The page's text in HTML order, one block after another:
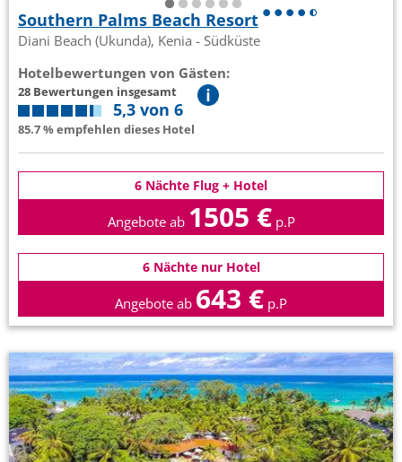
Southern Palms Beach Resort
Diani Beach (Ukunda), Kenia - Südküste
Hotelbewertungen von Gästen:
28 Bewertungen insgesamt
5,3 von 6
85.7 % empfehlen dieses Hotel
6 Nächte Flug + Hotel
Angebote ab 1505 € p.P
6 Nächte nur Hotel
Angebote ab 643 € p.P